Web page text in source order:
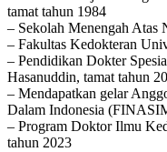
tamat tahun 1984
– Sekolah Menengah Atas
– Fakultas Kedokteran
– Pendidikan Dokter
Hasanuddin, tamat tahun
– Mendapatkan gelar
Dalam Indonesia
– Program Doktor Ilmu
tahun 2023